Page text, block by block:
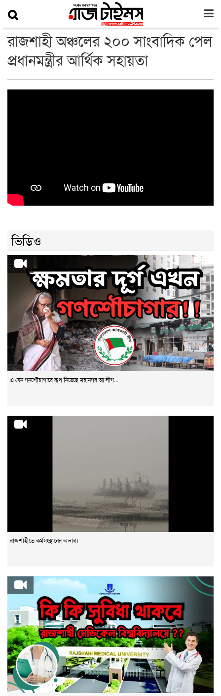
রাজশাহী অঞ্চলের ২০০ সাংবাদিক পেল
প্রধানমন্ত্রীর আর্থিক সহায়তা
ভিডিও
এ যেন গনশৌচাগারে রূপ নিয়েছে মহানগর আ‘লীগ...
রাজশাহীতে কর্মসংস্থানের অভাব।